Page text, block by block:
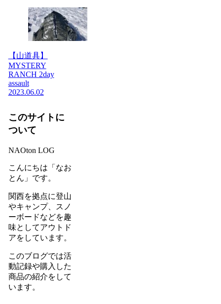
【山道具】
MYSTERY
RANCH 2day
assault
2023.06.02
このサイトに
ついて
NAOton LOG
こんにちは「なお
とん」です。
関西を拠点に登山
やキャンプ、スノ
ーボードなどを趣
味としてアウトド
アをしています。
このブログでは活
動記録や購入した
商品の紹介をして
います。